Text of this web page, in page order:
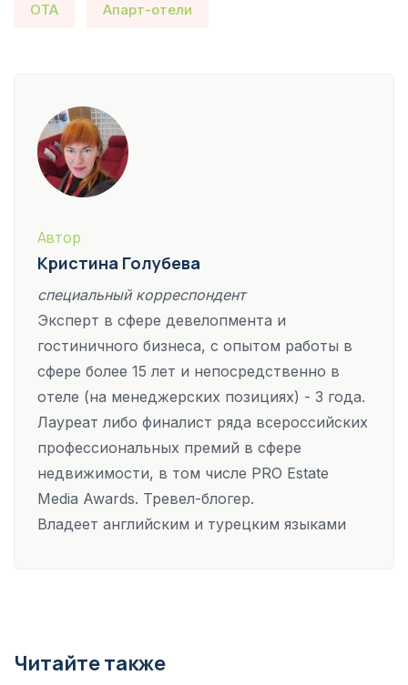
ОТА Апарт-отели
Автор
Кристина Голубева
специальный корреспондент
Эксперт в сфере девелопмента и
гостиничного бизнеса, с опытом работы в
сфере более 15 лет и непосредственно в
отеле (на менеджерских позициях) - 3 года.
Лауреат либо финалист ряда всероссийских
профессиональных премий в сфере
недвижимости, в том числе PRO Estate
Media Awards. Тревел-блогер.
Владеет английским и турецким языками
Читайте также